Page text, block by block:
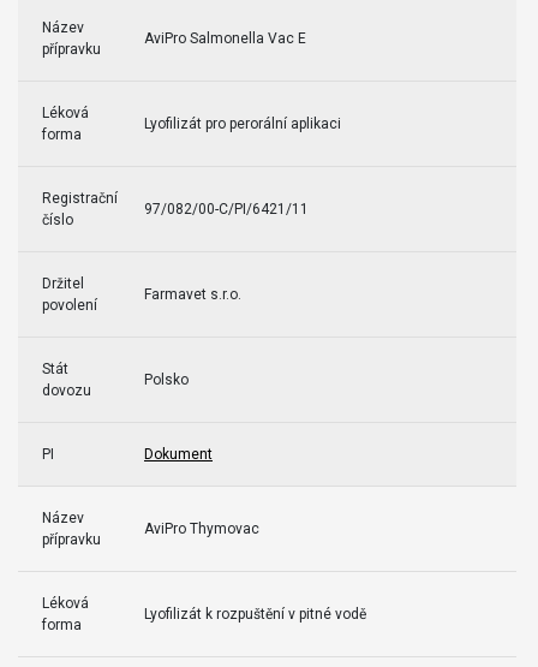
Název
přípravku
AviPro Salmonella Vac E
Léková
forma
Lyofilizát pro perorální aplikaci
Registrační
číslo
97/082/00-C/PI/6421/11
Držitel
povolení
Farmavet s.r.o.
Stát
dovozu
Polsko
PI Dokument
Název
přípravku
AviPro Thymovac
Léková
forma
Lyofilizát k rozpuštění v pitné vodě